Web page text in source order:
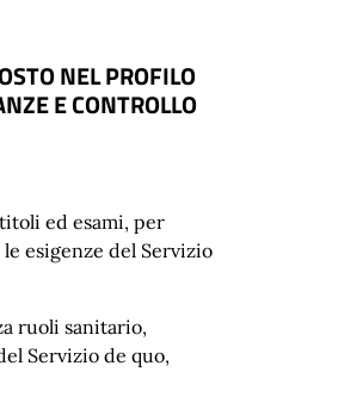
NEL PROFILO
E CONTROLLO
ed esami, per
esigenze del Servizio
ruoli sanitario,
Servizio de quo,